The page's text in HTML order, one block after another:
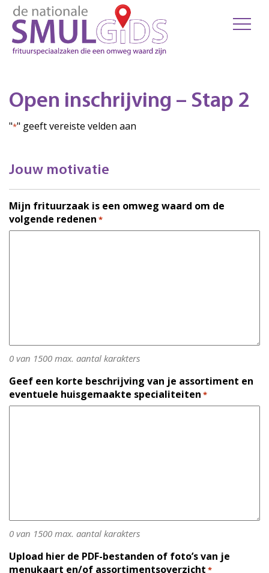
Open inschrijving – Stap 2
"*" geeft vereiste velden aan
Jouw motivatie
Mijn frituurzaak is een omweg waard om de
volgende redenen *
0 van 1500 max. aantal karakters
Geef een korte beschrijving van je assortiment en
eventuele huisgemaakte specialiteiten *
0 van 1500 max. aantal karakters
Upload hier de PDF-bestanden of foto’s van je
menukaart en/of assortimentsoverzicht *